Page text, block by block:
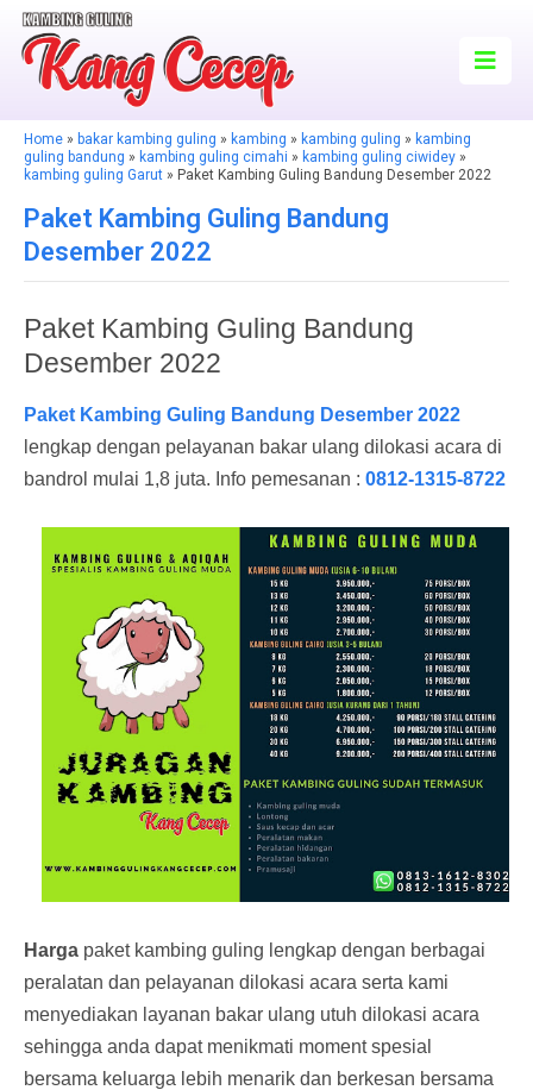
Home » bakar kambing guling » kambing » kambing guling » kambing
guling bandung » kambing guling cimahi » kambing guling ciwidey »
kambing guling Garut » Paket Kambing Guling Bandung Desember 2022
Paket Kambing Guling Bandung
Desember 2022
Paket Kambing Guling Bandung
Desember 2022
Paket Kambing Guling Bandung Desember 2022
lengkap dengan pelayanan bakar ulang dilokasi acara di
bandrol mulai 1,8 juta. Info pemesanan : 0812-1315-8722
Harga paket kambing guling lengkap dengan berbagai
peralatan dan pelayanan dilokasi acara serta kami
menyediakan layanan bakar ulang utuh dilokasi acara
sehingga anda dapat menikmati moment spesial
bersama keluarga lebih menarik dan berkesan bersama